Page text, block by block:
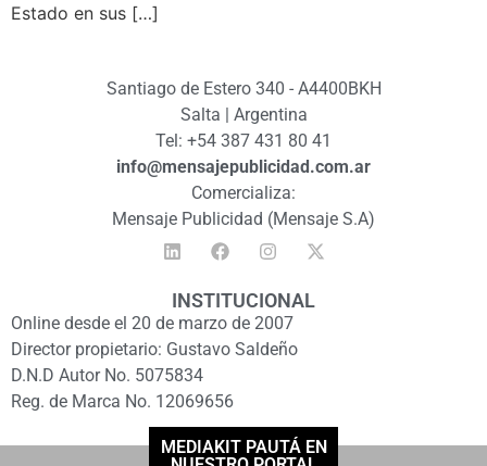
Estado en sus […]
Santiago de Estero 340 - A4400BKH
Salta | Argentina
Tel: +54 387 431 80 41
info@mensajepublicidad.com.ar
Comercializa:
Mensaje Publicidad (Mensaje S.A)
INSTITUCIONAL
Online desde el 20 de marzo de 2007
Director propietario: Gustavo Saldeño
D.N.D Autor No. 5075834
Reg. de Marca No. 12069656
MEDIAKIT PAUTÁ EN